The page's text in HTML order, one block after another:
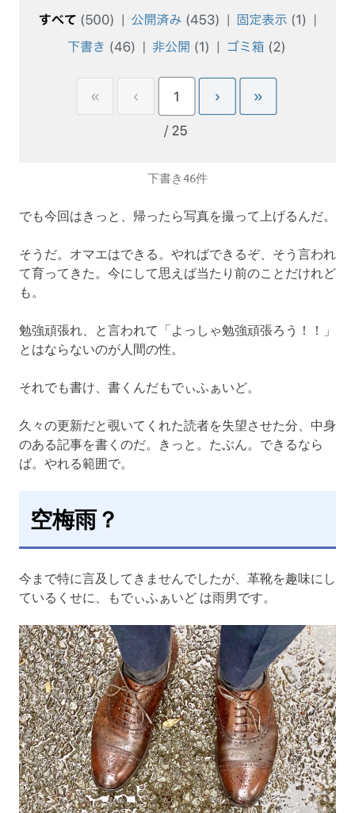
下書き46件
でも今回はきっと、帰ったら写真を撮って上げるんだ。
そうだ。オマエはできる。やればできるぞ、そう言われ
て育ってきた。今にして思えば当たり前のことだけれど
も。
勉強頑張れ、と言われて「よっしゃ勉強頑張ろう！！」
とはならないのが人間の性。
それでも書け、書くんだもでぃふぁいど。
久々の更新だと覗いてくれた読者を失望させた分、中身
のある記事を書くのだ。きっと。たぶん。できるなら
ば。やれる範囲で。
空梅雨？
今まで特に言及してきませんでしたが、革靴を趣味にし
ているくせに、もでぃふぁいど は雨男です。